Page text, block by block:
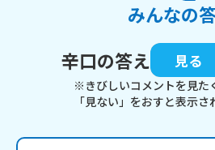
みんなの
辛口の答え
見る
※きびしいコメントを見た
「見ない」をおすと表示さ